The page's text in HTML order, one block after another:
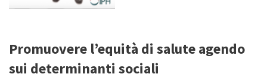
Promuovere l’equità di salute agendo
sui determinanti sociali